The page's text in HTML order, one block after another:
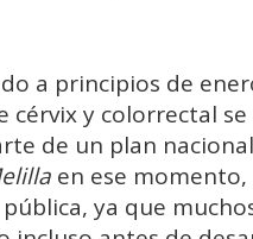
a principios de
y colorrectal
de un plan
en ese
ya que